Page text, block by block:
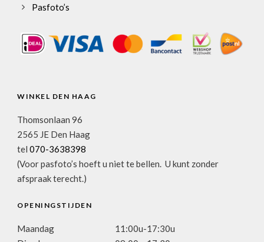
Pasfoto’s
WINKEL DEN HAAG
Thomsonlaan 96
2565 JE Den Haag
tel 070-3638398
(Voor pasfoto’s hoeft u niet te bellen. U kunt zonder
afspraak terecht.)
OPENINGSTIJDEN
Maandag
11:00u-17:30u